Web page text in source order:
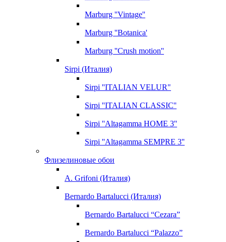
Marburg ''Vintage''
Marburg ''Botanica'
Marburg ''Crush motion''
Sirpi (Италия)
Sirpi ''ITALIAN VELUR"
Sirpi ''ITALIAN CLASSIC''
Sirpi ''Altagamma HOME 3''
Sirpi ''Altagamma SEMPRE 3''
Флизелиновые обои
A. Grifoni (Италия)
Bernardo Bartalucci (Италия)
Bernardo Bartalucci “Cezara”
Bernardo Bartalucci “Palazzo”